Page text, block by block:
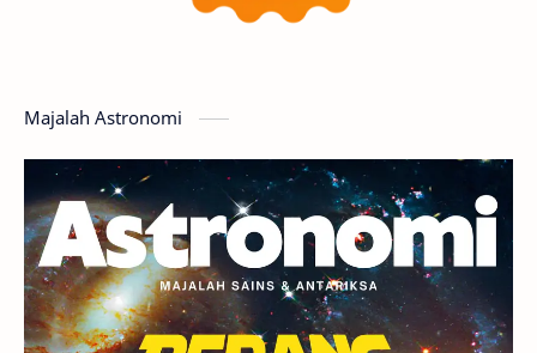
GMT 2016
Planet Kerdil Bumi Pengetahuan
Berita Hujan Meteor Satelit Alami
Rasi Bintang Teleskop Saturnus
Majalah Astronomi